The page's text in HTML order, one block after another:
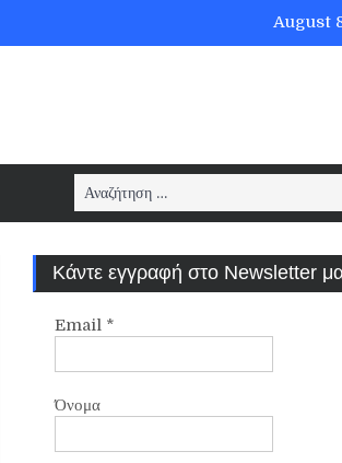
August
Search
for:
Κάντε εγγραφή στο Newsletter
Email *
Όνομα